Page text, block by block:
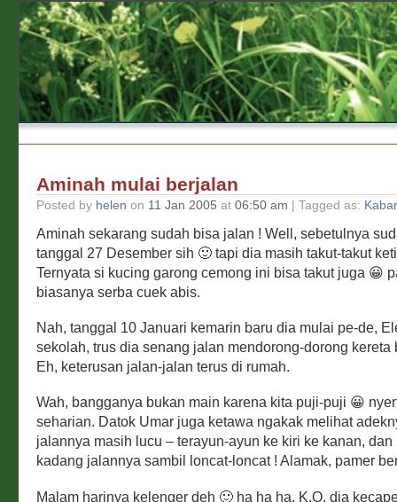
Aminah mulai berjalan
Posted by helen on 11 Jan 2005 at 06:50 am | Tagged as: Kabar
Aminah sekarang sudah bisa jalan ! Well, sebetulnya
tanggal 27 Desember sih 🙂 tapi dia masih takut-takut
Ternyata si kucing garong cemong ini bisa takut juga 😀
biasanya serba cuek abis.
Nah, tanggal 10 Januari kemarin baru dia mulai pe-de,
sekolah, trus dia senang jalan mendorong-dorong kereta
Eh, keterusan jalan-jalan terus di rumah.
Wah, bangganya bukan main karena kita puji-puji 😀
seharian. Datok Umar juga ketawa ngakak melihat
jalannya masih lucu – terayun-ayun ke kiri ke kanan, dan
kadang jalannya sambil loncat-loncat ! Alamak, pamer
Malam harinya kelenger deh 🙂 ha ha ha, K.O. dia